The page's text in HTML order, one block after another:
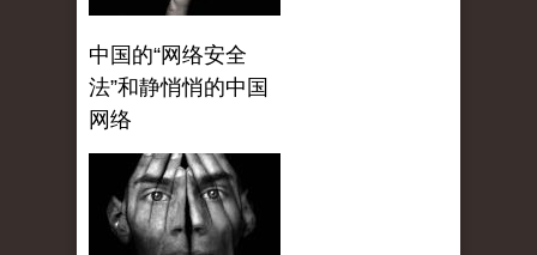
中国的“网络安全
法”和静悄悄的中国
网络